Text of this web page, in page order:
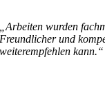
„Arbeiten wurden
Freundlicher und
weiterempfehlen kann.“